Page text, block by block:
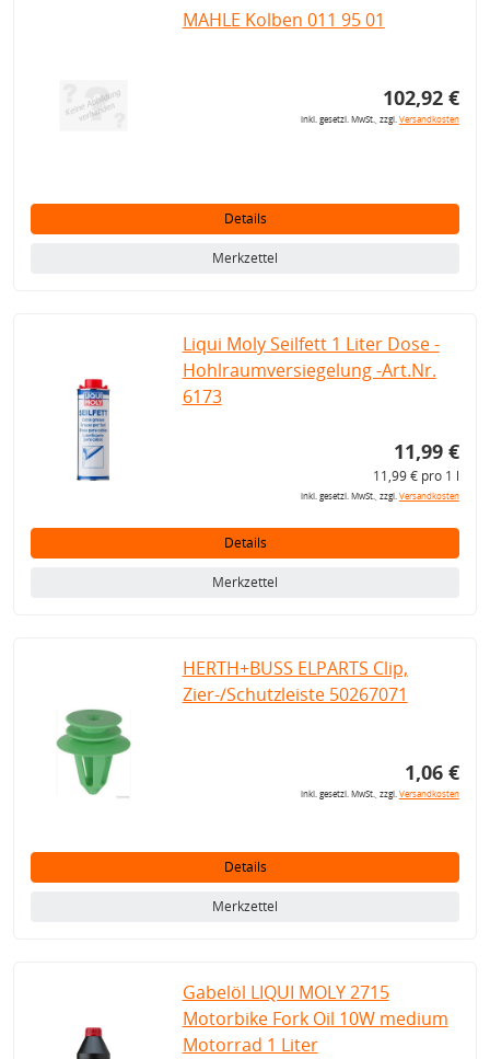
MAHLE Kolben 011 95 01
102,92 €
inkl. gesetzl. MwSt., zzgl.Versandkosten
Details
Merkzettel
Liqui Moly Seilfett 1 Liter Dose -
Hohlraumversiegelung -Art.Nr.
6173
11,99 €
11,99 € pro 1 l
inkl. gesetzl. MwSt., zzgl.Versandkosten
Details
Merkzettel
HERTH+BUSS ELPARTS Clip,
Zier-/Schutzleiste 50267071
1,06 €
inkl. gesetzl. MwSt., zzgl.Versandkosten
Details
Merkzettel
Gabelöl LIQUI MOLY 2715
Motorbike Fork Oil 10W medium
Motorrad 1 Liter